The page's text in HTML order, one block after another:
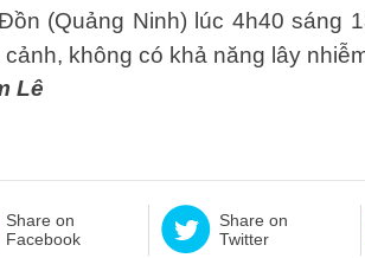
(Quảng Ninh) lúc 4h40 sáng
cảnh, không có khả năng lây
Lê
Share on
Facebook
Share on
Twitter